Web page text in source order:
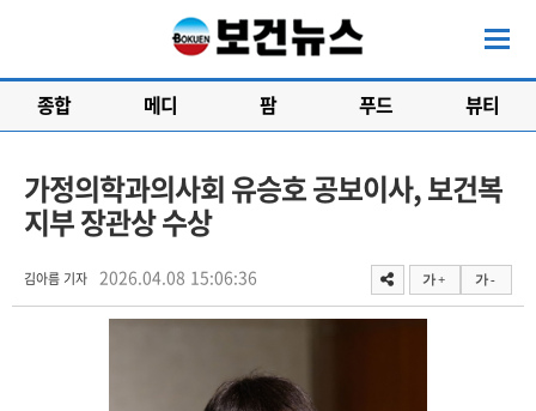
종합 메디 팜 푸드 뷰티
가정의학과의사회 유승호 공보이사, 보건복
지부 장관상 수상
김아름 기자 2026.04.08 15:06:36 가 + 가 -